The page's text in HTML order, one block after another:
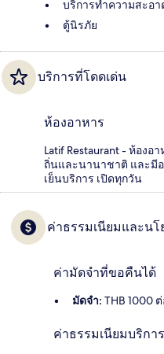
บริการทำความสะอ
ตู้นิรภัย
บริการที่โดดเด่น
ห้องอาหาร
Latif Restaurant - ห้อง
ถิ่นและนานาชาติ และมีอ
เย็นบริการ เปิดทุกวัน
ค่าธรรมเนียมและนโ
ค่ามัดจำที่ขอคืนได้
มัดจำ: THB 1000
ค่าธรรมเนียมบริกา